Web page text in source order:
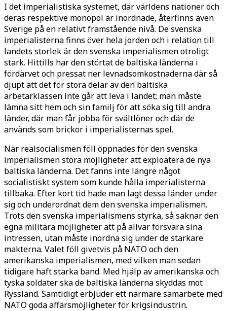
I det imperialistiska systemet, där världens nationer och
deras respektive monopol är inordnade, återfinns även
Sverige på en relativt framstående nivå. De svenska
imperialisterna finns över hela jorden och i relation till
landets storlek är den svenska imperialismen otroligt
stark. Hittills har den störtat de baltiska länderna i
fördärvet och pressat ner levnadsomkostnaderna där så
djupt att det för stora delar av den baltiska
arbetarklassen inte går att leva i landet; man måste
lämna sitt hem och sin familj för att söka sig till andra
länder, där man får jobba för svältlöner och där de
används som brickor i imperialisternas spel.
När realsocialismen föll öppnades för den svenska
imperialismen stora möjligheter att exploatera de nya
baltiska länderna. Det fanns inte längre något
socialistiskt system som kunde hålla imperialisterna
tillbaka. Efter kort tid hade man lagt dessa länder under
sig och underordnat dem den svenska imperialismen.
Trots den svenska imperialismens styrka, så saknar den
egna militära möjligheter att på allvar försvara sina
intressen, utan måste inordna sig under de starkare
makterna. Valet föll givetvis på NATO och den
amerikanska imperialismen, med vilken man sedan
tidigare haft starka band. Med hjälp av amerikanska och
tyska soldater ska de baltiska länderna skyddas mot
Ryssland. Samtidigt erbjuder ett närmare samarbete med
NATO goda affärsmöjligheter för krigsindustrin.